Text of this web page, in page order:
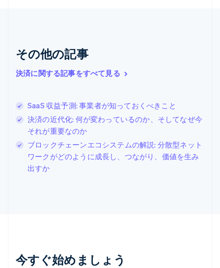
その他の記事
決済に関する記事をすべて見る
SaaS 収益予測: 事業者が知っておくべきこと
決済の近代化: 何が変わっているのか、そしてなぜ今
それが重要なのか
ブロックチェーンエコシステムの解説: 分散型ネット
ワークがどのように成長し、つながり、価値を生み
出すか
今すぐ始めましょう
クロアチア
English Italiano
ジブラルタル
English简体中文
スイス
DeutschFrançaisItalianoEnglish
スウェーデン
Svenska English
スペイン
EspañolEnglish
スロバキア
English